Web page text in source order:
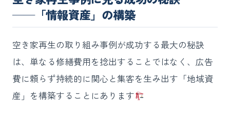
──「情報資産」の構築
空き家再生の取り組み事例が成功する最大の秘訣
は、単なる修繕費用を捻出することではなく、広告
費に頼らず持続的に関心と集客を生み出す「地域資
産」を構築することにあります